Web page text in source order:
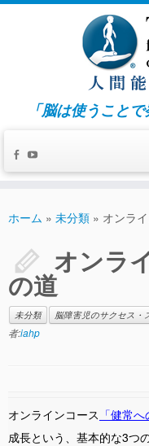
「脳は使うこと
ホーム » 未分類 » オンラ
オンラ
の道
未分類 脳障害児のサクセス・
者:iahp
オンラインコース 「健常へ
成長という、基本的な3つ